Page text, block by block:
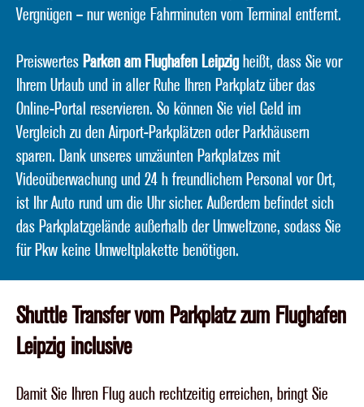
Vergnügen – nur wenige Fahrminuten vom Terminal entfernt.
PreiswertesParken am Flughafen Leipzigheißt, dass Sie vor
Ihrem Urlaub und in aller Ruhe Ihren Parkplatz über das
Online-Portal reservieren. So können Sie viel Geld im
Vergleich zu den Airport-Parkplätzen oder Parkhäusern
sparen. Dank unseres umzäunten Parkplatzes mit
Videoüberwachung und 24 h freundlichem Personal vor Ort,
ist Ihr Auto rund um die Uhr sicher. Außerdem befindet sich
das Parkplatzgelände außerhalb der Umweltzone, sodass Sie
für Pkw keine Umweltplakette benötigen.
Shuttle Transfer vom Parkplatz zum Flughafen
Leipzig inclusive
Damit Sie Ihren Flug auch rechtzeitig erreichen, bringt Sie